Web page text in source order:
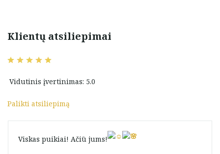
Klientų atsiliepimai
Vidutinis įvertinimas: 5.0
Palikti atsiliepimą
Viskas puikiai! Ačiū jums!